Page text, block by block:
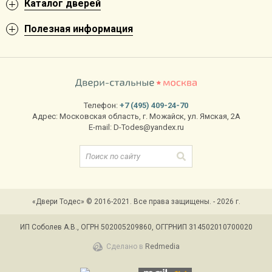
Каталог дверей
Полезная информация
Телефон: +7 (495) 409-24-70
Адрес: Московская область, г. Можайск, ул. Ямская, 2А
E-mail: D-Todes@yandex.ru
«Двери Тодес» © 2016-2021. Все права защищены. - 2026 г.
ИП Соболев А.В., ОГРН 502005209860, ОГГРНИП 314502010700020
Сделано в Redmedia